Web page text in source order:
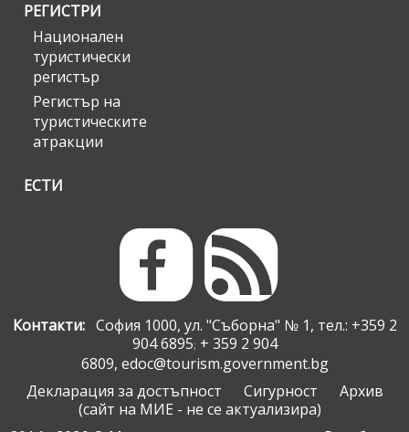
РЕГИСТРИ
Национален
туристически
регистър
Регистър на
туристическите
атракции
ЕСТИ
Контакти:София 1000, ул. "Съборна" № 1, тел.: +359 2
904 6895; + 359 2 904
6809, edoc@tourism.government.bg
Декларация за достъпност
Сигурност
Архив
(сайт на МИЕ - не се актуализира)